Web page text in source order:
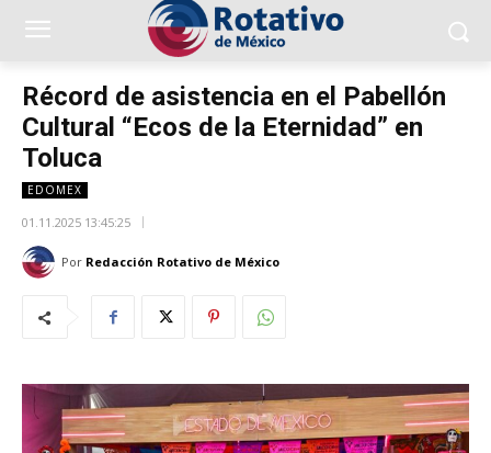
Récord de asistencia en el Pabellón
Cultural “Ecos de la Eternidad” en
Toluca
EDOMEX
01.11.2025 13:45:25
Por Redacción Rotativo de México